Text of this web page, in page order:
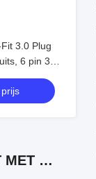
3.0 Plug
6 pin 3
NEEM CONTACT MET ONS OP